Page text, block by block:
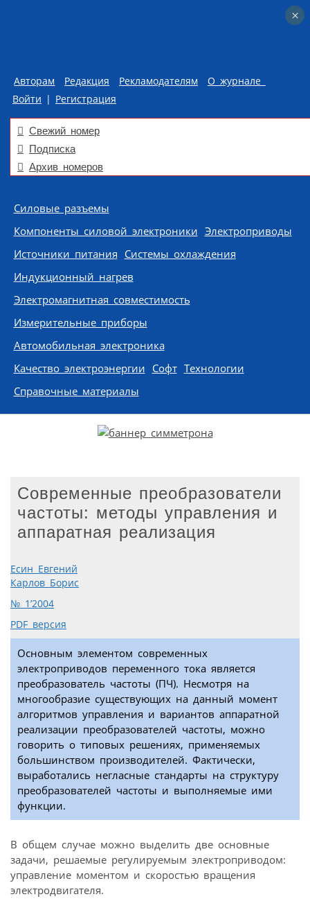
Авторам Редакция Рекламодателям
О журнале
Войти | Регистрация
Свежий номер
Подписка
Архив номеров
Skip to content
Силовые разъемы
Компоненты силовой электроники Электроприводы
Источники питания Системы охлаждения
Индукционный нагрев
Электромагнитная совместимость
Измерительные приборы
Автомобильная электроника
Качество электроэнергии Софт Технологии
Справочные материалы
Современные преобразователи
частоты: методы управления и
аппаратная реализация
Есин Евгений
Карлов Борис
№ 1’2004
PDF версия
Основным элементом современных
электроприводов переменного тока является
преобразователь частоты (ПЧ). Несмотря на
многообразие существующих на данный момент
алгоритмов управления и вариантов аппаратной
реализации преобразователей частоты, можно
говорить о типовых решениях, применяемых
большинством производителей. Фактически,
выработались негласные стандарты на структуру
преобразователей частоты и выполняемые ими
функции.
В общем случае можно выделить две основные
задачи, решаемые регулируемым электроприводом:
управление моментом и скоростью вращения
электродвигателя.
×
×